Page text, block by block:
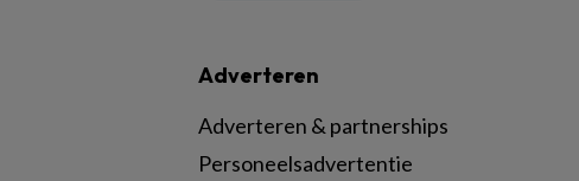
Adverteren
Adverteren & partnerships
Personeelsadvertentie